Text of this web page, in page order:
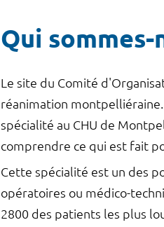
Qui sommes-
Le site du Comité
réanimation
spécialité au CHU de
comprendre ce qui est fait
Cette spécialité est un des
opératoires ou médico-
2800 des patients les plus